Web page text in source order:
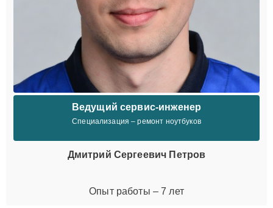
Ведущий сервис-инженер
Специализация – ремонт ноутбуков
Дмитрий Сергеевич Петров
Опыт работы – 7 лет